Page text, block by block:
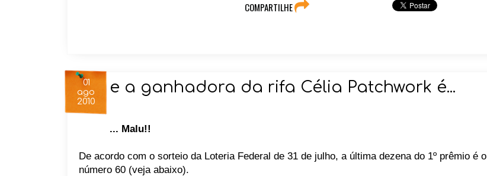
COMPARTILHE
01
ago
2010
e a ganhadora da rifa Célia Patchwork é...
... Malu!!
De acordo com o sorteio da Loteria Federal de 31 de julho, a última dezena do 1º prêmio é o
número 60 (veja abaixo).